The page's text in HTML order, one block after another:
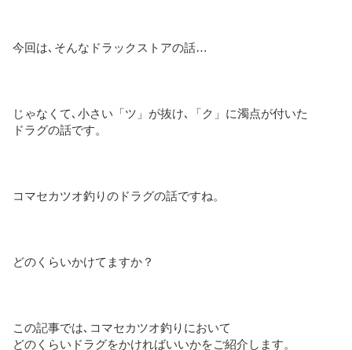
今回は､そんなドラックストアの話…
じゃなくて､小さい「ツ」が抜け､「ク」に濁点が付いた
ドラグの話です。
コマセカツオ釣りのドラグの話ですね。
どのくらいかけてますか？
この記事では､コマセカツオ釣りにおいて
どのくらいドラグをかければいいかをご紹介します。